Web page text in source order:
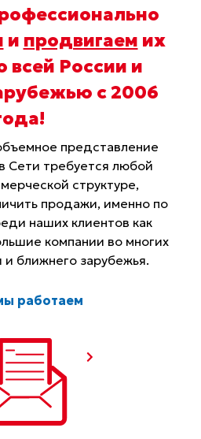
и продвигаем их
всей России и
с 2006
!
представление
Сети требуется любой
структуре,
продажи, именно по
наших клиентов как
компании во многих
и ближнего зарубежья.
работаем